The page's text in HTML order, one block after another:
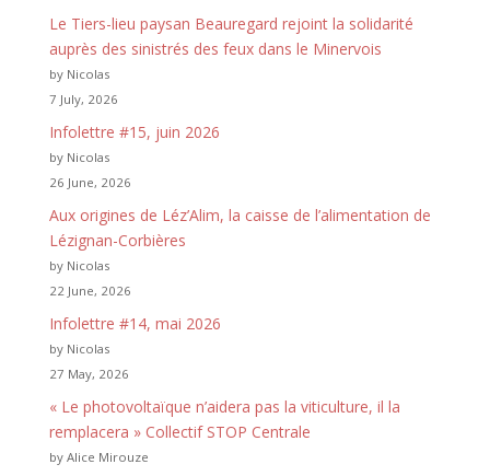
Le Tiers-lieu paysan Beauregard rejoint la solidarité
auprès des sinistrés des feux dans le Minervois
by Nicolas
7 July, 2026
Infolettre #15, juin 2026
by Nicolas
26 June, 2026
Aux origines de Léz’Alim, la caisse de l’alimentation de
Lézignan-Corbières
by Nicolas
22 June, 2026
Infolettre #14, mai 2026
by Nicolas
27 May, 2026
« Le photovoltaïque n’aidera pas la viticulture, il la
remplacera » Collectif STOP Centrale
by Alice Mirouze